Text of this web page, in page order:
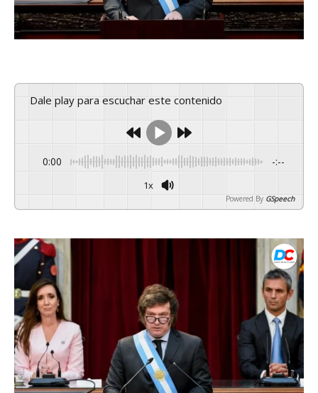
Dale play para escuchar este contenido
0:00 -:--
1x
Powered By GSpeech